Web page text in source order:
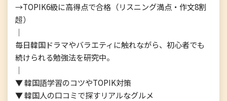
→TOPIK6級に高得点で合格（リスニング満点・作文8割
超）
｜
毎日韓国ドラマやバラエティに触れながら、初心者でも
続けられる勉強法を研究中。
｜
▼ 韓国語学習のコツやTOPIK対策
▼ 韓国人の口コミで探すリアルなグルメ